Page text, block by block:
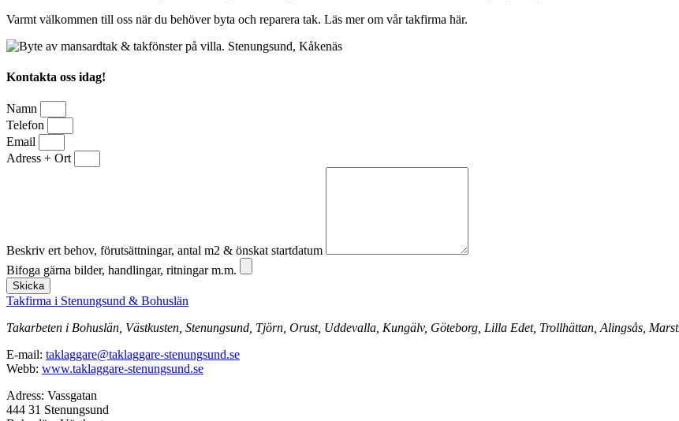
Varmt välkommen till oss när du behöver byta och reparera tak. Läs mer om vår takfirma här.
Kontakta oss idag!
Namn
Telefon
Email
Adress + Ort
Beskriv ert behov, förutsättningar, antal m2 & önskat startdatum
Bifoga gärna bilder, handlingar, ritningar m.m.
Skicka
Takfirma i Stenungsund & Bohuslän
Takarbeten i Bohuslän, Västkusten, Stenungsund, Tjörn, Orust, Uddevalla, Kungälv, Göteborg, Lilla Edet, Trollhättan, Alingsås,
E-mail: taklaggare@taklaggare-stenungsund.se
Webb: www.taklaggare-stenungsund.se
Adress: Vassgatan
444 31 Stenungsund